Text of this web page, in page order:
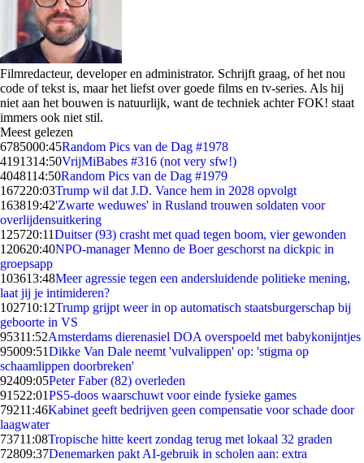
Filmredacteur, developer en administrator. Schrijft graag, of het nou
code of tekst is, maar het liefst over goede films en tv-series. Als hij
niet aan het bouwen is natuurlijk, want de techniek achter FOK! staat
immers ook niet stil.
Meest gelezen
6785000:45Random Pics van de Dag #1978
4191314:50VrijMiBabes #316 (not very sfw!)
4048114:50Random Pics van de Dag #1979
167220:03Trump wil dat J.D. Vance hem in 2028 opvolgt
163819:42'Zwarte weduwes' in Rusland trouwen soldaten voor
overlijdensuitkering
125720:11Duitser (93) crasht met quad tegen boom, vier gewonden
120620:40NPO-manager Menno de Boer geschorst na dickpic in
groepsapp
103613:48Meer agressie tegen een andersluidende politieke mening,
laat jij je intimideren?
102710:12Trump grijpt weer in op automatisch staatsburgerschap bij
geboorte in VS
95311:52Amsterdams dierenasiel DOA overspoeld met babykonijntjes
95009:51Dikke Van Dale neemt 'vulvalippen' op: 'stigma op
schaamlippen doorbreken'
92409:05Peter Faber (82) overleden
91522:01PS5-doos waarschuwt voor einde fysieke games
79211:46Kabinet geeft bedrijven geen compensatie voor schade door
laagwater
73711:08Tropische hitte keert zondag terug met lokaal 32 graden
72809:37Denemarken pakt AI-gebruik in scholen aan: extra